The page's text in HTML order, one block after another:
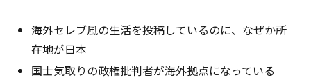
海外セレブ風の生活を投稿しているのに、なぜか所
在地が日本
国士気取りの政権批判者が海外拠点になっている